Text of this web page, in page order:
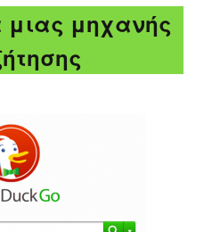
μιας μηχανής